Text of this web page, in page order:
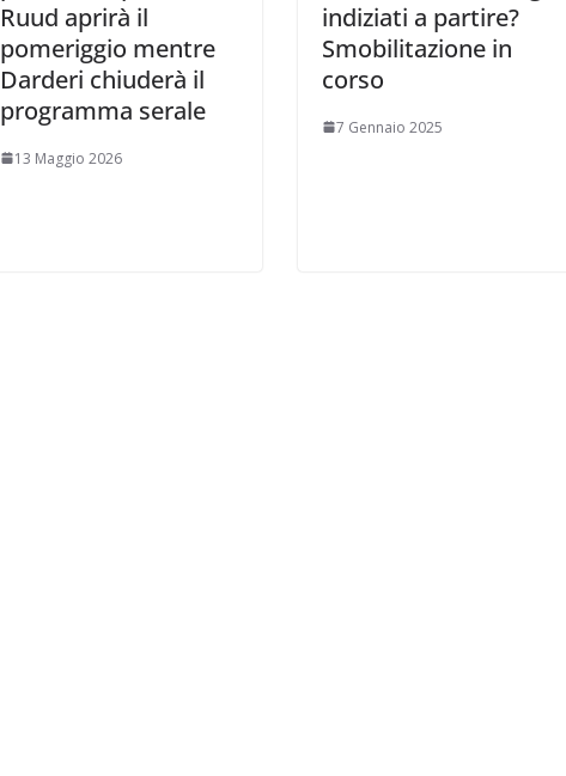
Ruud aprirà il
pomeriggio mentre
Darderi chiuderà il
programma serale
13 Maggio 2026
indiziati a partire?
Smobilitazione in
corso
7 Gennaio 2025